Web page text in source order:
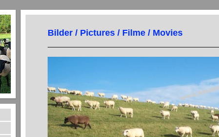
Bilder / Pictures / Filme / Movies